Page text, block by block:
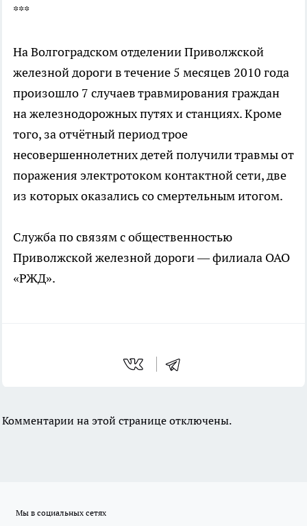
***
На Волгоградском отделении Приволжской
железной дороги в течение 5 месяцев 2010 года
произошло 7 случаев травмирования граждан
на железнодорожных путях и станциях. Кроме
того, за отчётный период трое
несовершеннолетних детей получили травмы от
поражения электротоком контактной сети, две
из которых оказались со смертельным итогом.
Служба по связям с общественностью
Приволжской железной дороги — филиала ОАО
«РЖД».
Комментарии на этой странице отключены.
Мы в социальных сетях